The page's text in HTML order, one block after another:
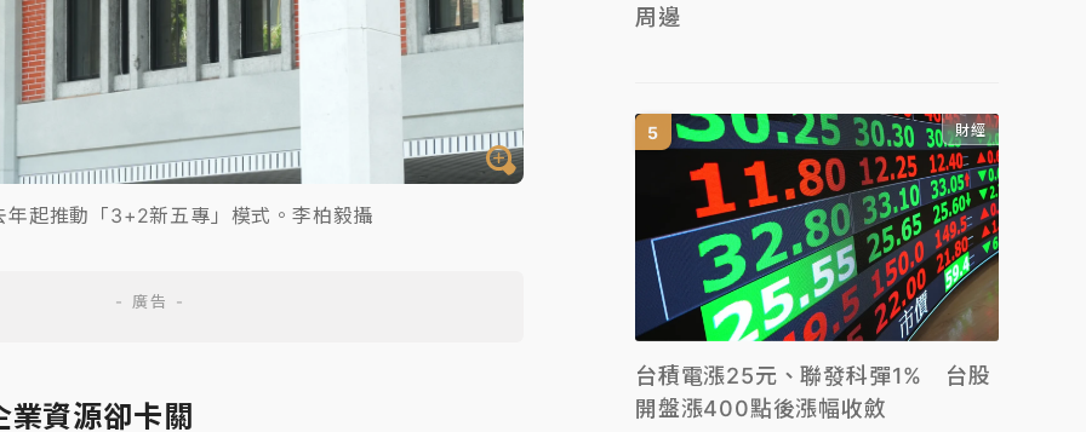
年起推動「3+2新五專」模式。李柏毅攝
資源卻卡關
周邊
財經
台積電漲25元、聯發科彈1% 台股
開盤漲400點後漲幅收斂